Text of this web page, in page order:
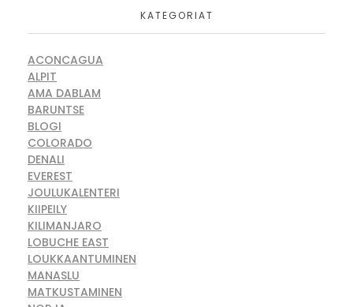
KATEGORIAT
ACONCAGUA
ALPIT
AMA DABLAM
BARUNTSE
BLOGI
COLORADO
DENALI
EVEREST
JOULUKALENTERI
KIIPEILY
KILIMANJARO
LOBUCHE EAST
LOUKKAANTUMINEN
MANASLU
MATKUSTAMINEN